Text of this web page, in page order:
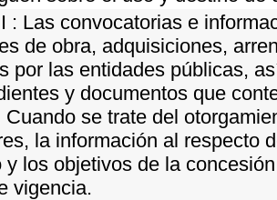
: Las convocatorias e
de obra, adquisiciones,
por las entidades públicas,
y documentos que
Cuando se trate del
la información al respecto
y los objetivos de la
vigencia.